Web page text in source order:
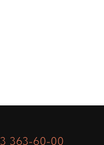
363-60-00